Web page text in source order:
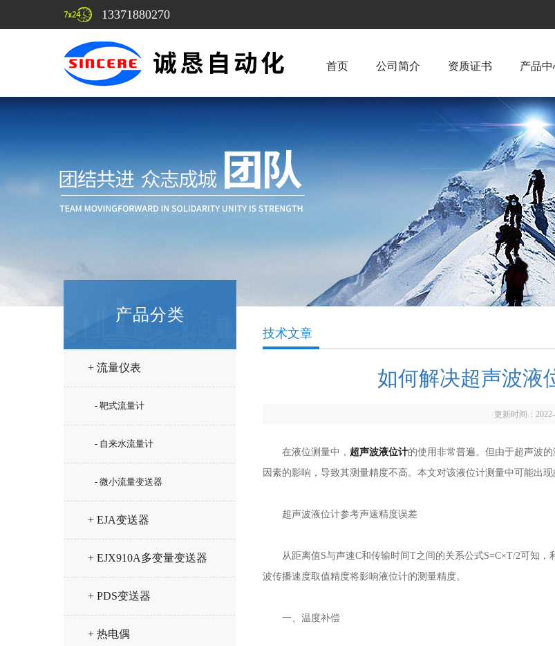
13371880270
首页 公司简介 资质证书 产品
产品分类
+ 流量仪表
- 靶式流量计
- 自来水流量计
- 微小流量变送器
+ EJA变送器
+ EJX910A多变量变送器
+ PDS变送器
+ 热电偶
技术文章
如何解决超声波液
更新时间：
在液位测量中， 超声波液位计的使用非常普遍。但由于超声波
因素的影响，导致其测量精度不高。本文对该液位计测量中可能出
超声波液位计参考声速精度误差
从距离值S与声速C和传输时间T之间的关系公式S=C×T/2可知，
波传播速度取值精度将影响液位计的测量精度。
一、温度补偿